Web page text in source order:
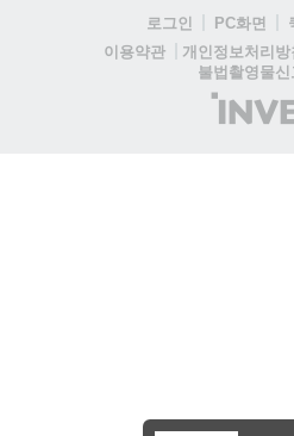
로그인 PC화면
이용약관
개인정보처리방
불법촬영물신
(주)
인